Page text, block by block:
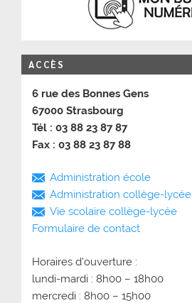
ACCÈS
6 rue des Bonnes Gens
67000 Strasbourg
Tél : 03 88 23 87 87
Fax : 03 88 23 87 88
Administration école
Administration collège-lycée
Vie scolaire collège-lycée
Formulaire de contact
Horaires d’ouverture :
lundi-mardi : 8h00 – 18h00
mercredi : 8h00 – 15h00